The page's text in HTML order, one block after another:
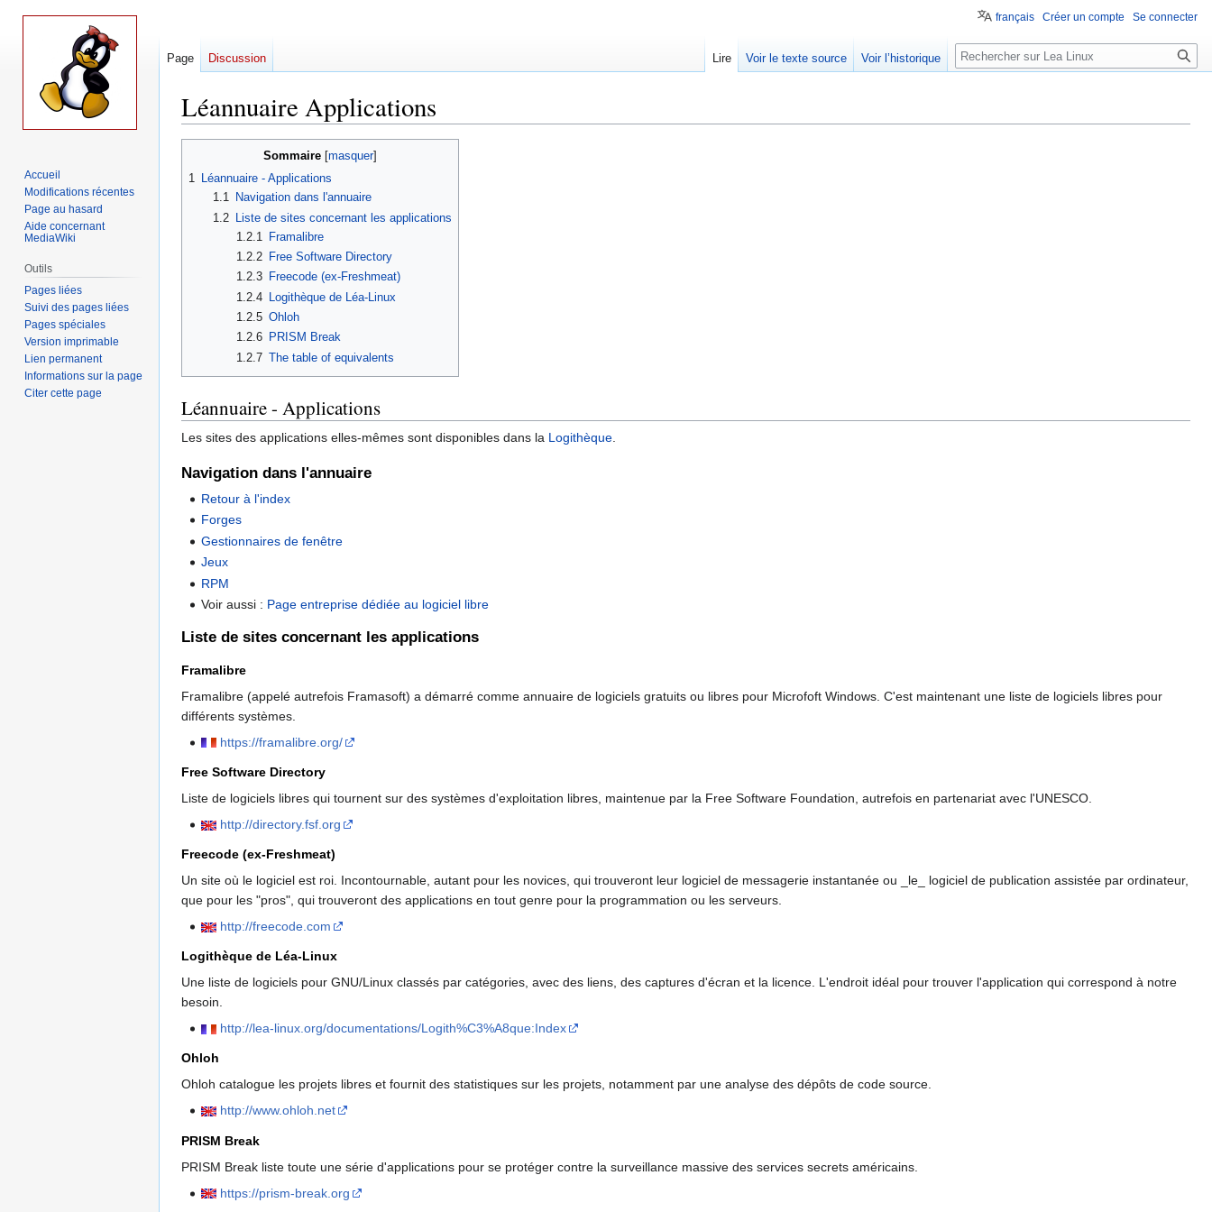
Léannuaire Applications
Sommaire
1 Léannuaire - Applications
1.1
Navigation dans l'annuaire
1.2
Liste de sites concernant les applications
1.2.1
Framalibre
1.2.2 Free Software Directory
1.2.3 Freecode (ex-Freshmeat)
1.2.4
Logithèque de Léa-Linux
1.2.5 Ohloh
1.2.6 PRISM Break
1.2.7 The table of equivalents
Léannuaire - Applications
Les sites des applications elles-mêmes sont disponibles dans la Logithèque.
Navigation dans l'annuaire
Retour à l'index
Forges
Gestionnaires de fenêtre
Jeux
RPM
Voir aussi : Page entreprise dédiée au logiciel libre
Liste de sites concernant les applications
Framalibre
Framalibre (appelé autrefois Framasoft) a démarré comme annuaire de logiciels gratuits ou libres pour Microfoft Windows. C'est maintenant une liste de logiciels libres pour
différents systèmes.
https://framalibre.org/
Free Software Directory
Liste de logiciels libres qui tournent sur des systèmes d'exploitation libres, maintenue par la Free Software Foundation, autrefois en partenariat avec l'UNESCO.
http://directory.fsf.org
Freecode (ex-Freshmeat)
Un site où le logiciel est roi. Incontournable, autant pour les novices, qui trouveront leur logiciel de messagerie instantanée ou _le_ logiciel de publication assistée par ordinateur,
que pour les "pros", qui trouveront des applications en tout genre pour la programmation ou les serveurs.
http://freecode.com
Logithèque de Léa-Linux
Une liste de logiciels pour GNU/Linux classés par catégories, avec des liens, des captures d'écran et la licence. L'endroit idéal pour trouver l'application qui correspond à notre
besoin.
http://lea-linux.org/documentations/Logith%C3%A8que:Index
Ohloh
Ohloh catalogue les projets libres et fournit des statistiques sur les projets, notamment par une analyse des dépôts de code source.
http://www.ohloh.net
PRISM Break
PRISM Break liste toute une série d'applications pour se protéger contre la surveillance massive des services secrets américains.
https://prism-break.org
français Créer un compte Se connecter
Page Discussion Lire Voir le texte source Voir l’historique
Accueil
Modifications récentes
Page au hasard
Aide concernant
MediaWiki
Outils
Pages liées
Suivi des pages liées
Pages spéciales
Version imprimable
Lien permanent
Informations sur la page
Citer cette page